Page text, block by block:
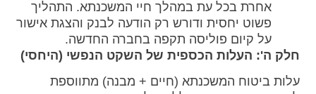
אחרת בכל עת במהלך חיי המשכנתא. התהליך
פשוט יחסית ודורש רק הודעה לבנק והצגת אישור
על קיום פוליסה תקפה בחברה החדשה.
חלק ה': העלות הכספית של השקט הנפשי (היחסי)
עלות ביטוח המשכנתא (חיים + מבנה) מתווספת